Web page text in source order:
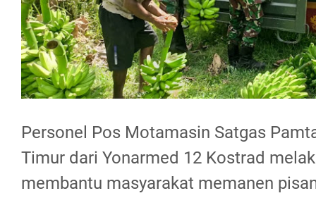
Personel Pos Motamasin Satgas
Timur dari Yonarmed 12 Kostrad
membantu masyarakat memanen